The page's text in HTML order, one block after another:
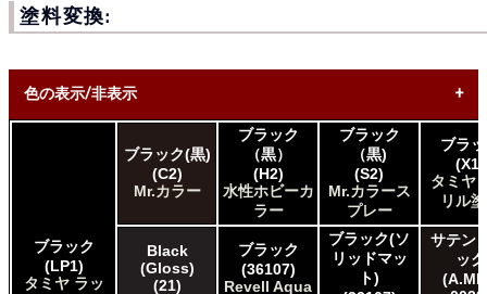
塗料変換:
色の表示/非表示
* ボックスをオン/オフにして、同等の色を見つけやすくしま
AK INTERACTIVE AK 3rd Gen Acrylics
AK INTERACTIVE AK Acrylics
AK INTERACTIVE AK Real Color
ブラック
(LP1)
タミヤ ラッ
ブラック(黒)
(C2)
Mr.カラー
ブラック
（黒）
(H2)
水性ホビーカ
ラー
ブラック
（黒)
(S2)
Mr.カラース
プレー
ブラ
(X1)
タミヤ
リル
Black
(Gloss)
(21)
ブラック
(36107)
Revell Aqua
ブラック(ソ
リッドマッ
ト)
サテン
ック